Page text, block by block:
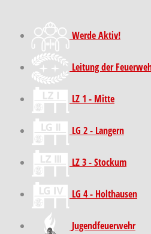
Werde Aktiv!
Leitung der
LZ 1 - Mitte
LG 2 - Langern
LZ 3 - Stockum
LG 4 - Holthausen
Jugendfeuerwehr